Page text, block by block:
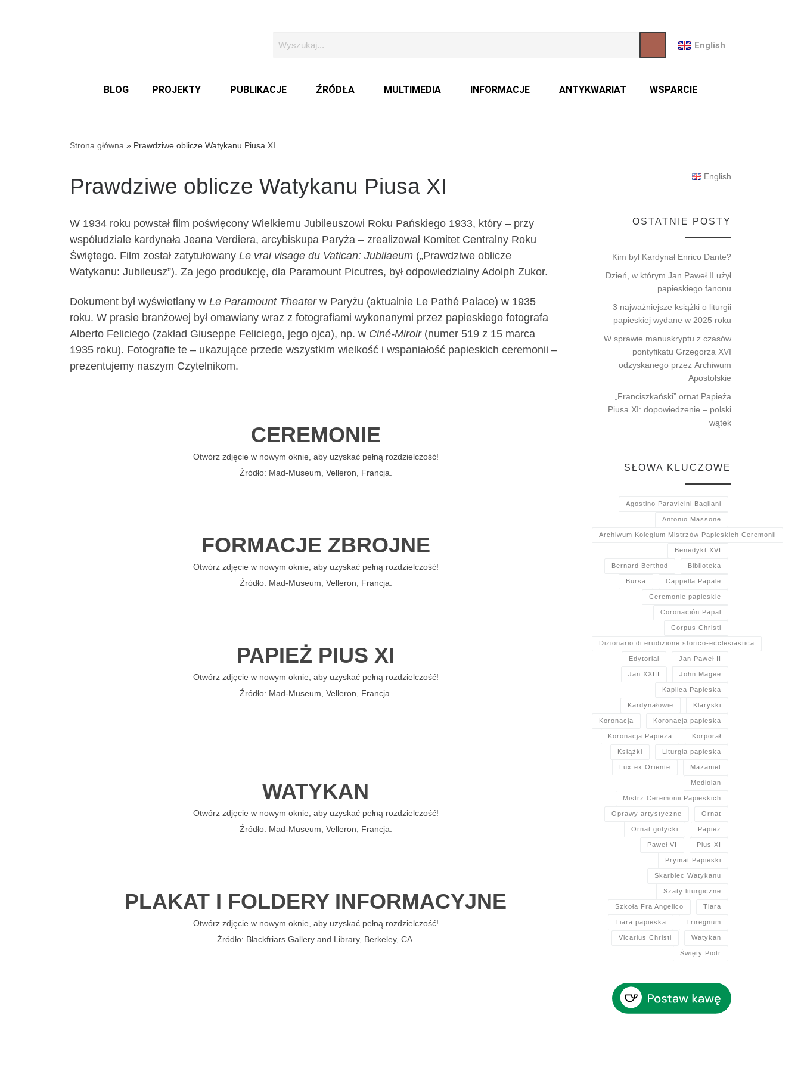
English
BLOG PROJEKTY PUBLIKACJE ŹRÓDŁA MULTIMEDIA INFORMACJE ANTYKWARIAT WSPARCIE
Strona główna » Prawdziwe oblicze Watykanu Piusa XI
Prawdziwe oblicze Watykanu Piusa XI
W 1934 roku powstał film poświęcony Wielkiemu Jubileuszowi Roku Pańskiego 1933, który – przy
współudziale kardynała Jeana Verdiera, arcybiskupa Paryża – zrealizował Komitet Centralny Roku
Świętego. Film został zatytułowany Le vrai visage du Vatican: Jubilaeum („Prawdziwe oblicze
Watykanu: Jubileusz”). Za jego produkcję, dla Paramount Picutres, był odpowiedzialny Adolph Zukor.
Dokument był wyświetlany w Le Paramount Theaterw Paryżu (aktualnie Le Pathé Palace) w 1935
roku. W prasie branżowej był omawiany wraz z fotografiami wykonanymi przez papieskiego fotografa
Alberto Feliciego (zakład Giuseppe Feliciego, jego ojca), np. w Ciné-Miroir(numer 519 z 15 marca
1935 roku). Fotografie te – ukazujące przede wszystkim wielkość i wspaniałość papieskich ceremonii –
prezentujemy naszym Czytelnikom.
CEREMONIE
Otwórz zdjęcie w nowym oknie, aby uzyskać pełną rozdzielczość!
Źródło: Mad-Museum, Velleron, Francja.
FORMACJE ZBROJNE
Otwórz zdjęcie w nowym oknie, aby uzyskać pełną rozdzielczość!
Źródło: Mad-Museum, Velleron, Francja.
PAPIEŻ PIUS XI
Otwórz zdjęcie w nowym oknie, aby uzyskać pełną rozdzielczość!
Źródło: Mad-Museum, Velleron, Francja.
WATYKAN
Otwórz zdjęcie w nowym oknie, aby uzyskać pełną rozdzielczość!
Źródło: Mad-Museum, Velleron, Francja.
PLAKAT I FOLDERY INFORMACYJNE
Otwórz zdjęcie w nowym oknie, aby uzyskać pełną rozdzielczość!
Źródło: Blackfriars Gallery and Library, Berkeley, CA.
English
OSTATNIE POSTY
Kim był Kardynał Enrico Dante?
Dzień, w którym Jan Paweł II użył
papieskiego fanonu
3 najważniejsze książki o liturgii
papieskiej wydane w 2025 roku
W sprawie manuskryptu z czasów
pontyfikatu Grzegorza XVI
odzyskanego przez Archiwum
Apostolskie
„Franciszkański” ornat Papieża
Piusa XI: dopowiedzenie – polski
wątek
SŁOWA KLUCZOWE
Agostino Paravicini Bagliani
Antonio Massone
Archiwum Kolegium Mistrzów Papieskich Ceremonii
Benedykt XVI
Bernard Berthod Biblioteka
Bursa Cappella Papale
Ceremonie papieskie
Coronación Papal
Corpus Christi
Dizionario di erudizione storico-ecclesiastica
Edytorial Jan Paweł II
Jan XXIII John Magee
Kaplica Papieska
Kardynałowie Klaryski
Koronacja Koronacja papieska
Koronacja Papieża Korporał
Książki Liturgia papieska
Lux ex Oriente Mazamet
Mediolan
Mistrz Ceremonii Papieskich
Oprawy artystyczne Ornat
Ornat gotycki Papież
Paweł VI Pius XI
Prymat Papieski
Skarbiec Watykanu
Szaty liturgiczne
Szkoła Fra Angelico Tiara
Tiara papieska Triregnum
Vicarius Christi Watykan
Święty Piotr